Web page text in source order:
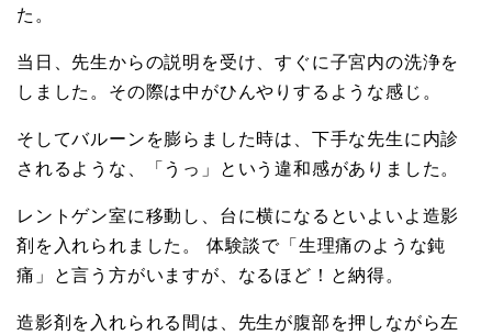
た。
当日、先生からの説明を受け、すぐに子宮内の洗浄を
しました。その際は中がひんやりするような感じ。
そしてバルーンを膨らました時は、下手な先生に内診
されるような、「うっ」という違和感がありました。
レントゲン室に移動し、台に横になるといよいよ造影
剤を入れられました。 体験談で「生理痛のような鈍
痛」と言う方がいますが、なるほど！と納得。
造影剤を入れられる間は、先生が腹部を押しながら左